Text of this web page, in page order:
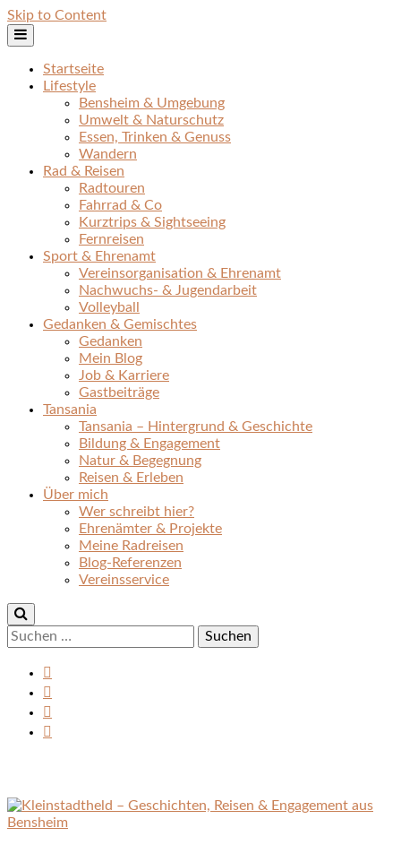
Skip to Content
Startseite
Lifestyle
Bensheim & Umgebung
Umwelt & Naturschutz
Essen, Trinken & Genuss
Wandern
Rad & Reisen
Radtouren
Fahrrad & Co
Kurztrips & Sightseeing
Fernreisen
Sport & Ehrenamt
Vereinsorganisation & Ehrenamt
Nachwuchs- & Jugendarbeit
Volleyball
Gedanken & Gemischtes
Gedanken
Mein Blog
Job & Karriere
Gastbeiträge
Tansania
Tansania – Hintergrund & Geschichte
Bildung & Engagement
Natur & Begegnung
Reisen & Erleben
Über mich
Wer schreibt hier?
Ehrenämter & Projekte
Meine Radreisen
Blog-Referenzen
Vereinsservice
Suchen
nach: